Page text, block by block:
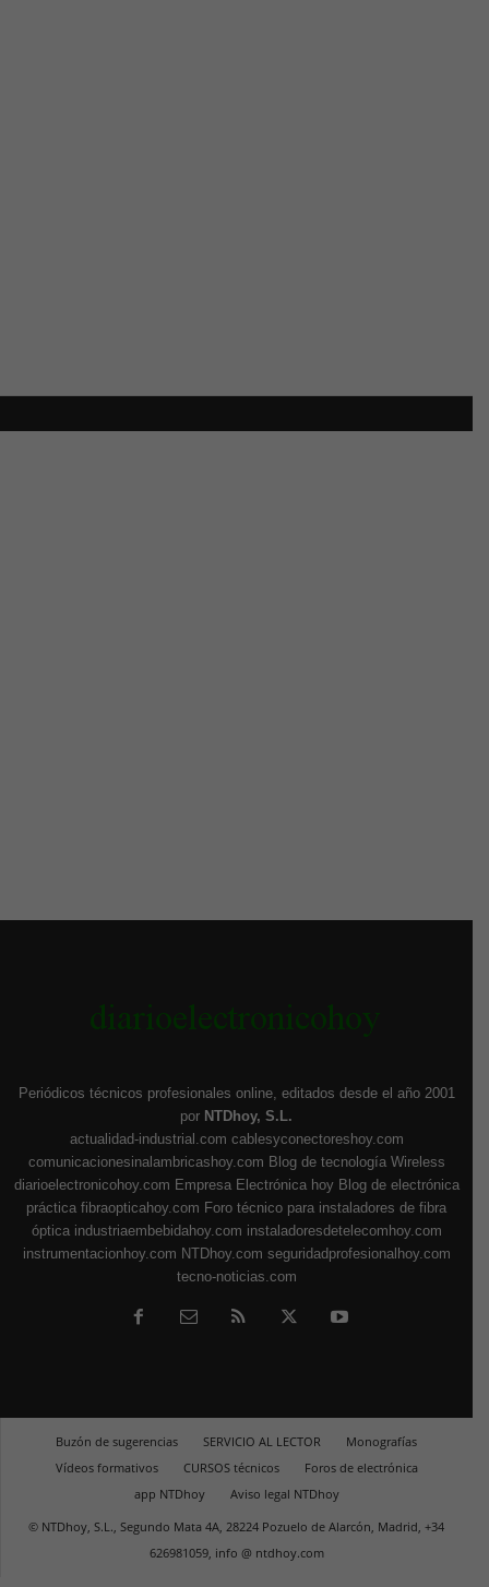
Periódicos técnicos profesionales online, editados desde el año 2001
por NTDhoy, S.L.
actualidad-industrial.com cablesyconectoreshoy.com
comunicacionesinalambricashoy.com Blog de tecnología Wireless
diarioelectronicohoy.com Empresa Electrónica hoy Blog de electrónica
práctica fibraopticahoy.com Foro técnico para instaladores de fibra
óptica industriaembebidahoy.com instaladoresdetelecomhoy.com
instrumentacionhoy.com NTDhoy.com seguridadprofesionalhoy.com
tecno-noticias.com
Buzón de sugerencias SERVICIO AL LECTOR
Monografías
Vídeos formativos
CURSOS técnicos
Foros de electrónica
app NTDhoy
Aviso legal NTDhoy
© NTDhoy, S.L., Segundo Mata 4A, 28224 Pozuelo de Alarcón, Madrid, +34
626981059, info @ ntdhoy.com